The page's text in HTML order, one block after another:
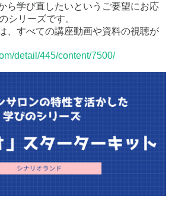
ら学び直したいというご要望にお応
シリーズです。
、すべての講座動画や資料の視聴が
detail/445/content/7500/